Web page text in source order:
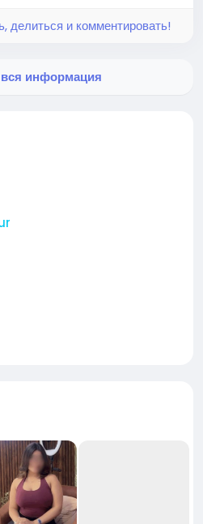
делиться и комментировать!
вся информация